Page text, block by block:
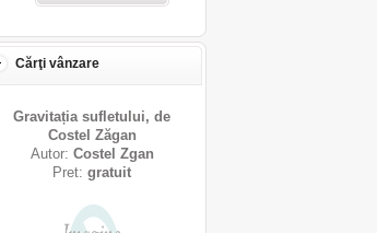
Cărţi vânzare
Gravitația sufletului, de
Costel Zăgan
Autor: Costel Zgan
Pret: gratuit